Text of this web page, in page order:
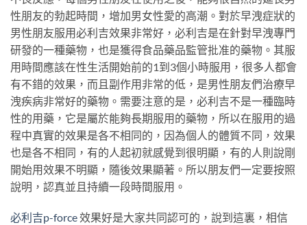
性朋友的勃起時間，增加男女性愛的高潮。對於早洩症狀的
男性朋友服用必利吉效果非常好，必利吉是在針對早洩專門
研發的一種藥物，也是獲得食品藥品監管批准的藥物。其服
用時間應該在性生活開始前的1到3個小時服用，很多人都會
有不錯的效果，而且副作用非常的低，是男性朋友們治療早
洩疾病非常好的藥物。需要注意的是，必利吉不是一種臨時
性的用藥，它是屬於能夠長期服用的藥物，所以在服用的過
程中真實的效果是各不相同的，因為個人的體質不同，效果
也是各不相同，有的人起初就感覺到很明顯，有的人則說剛
開始用效果不明顯，隨後效果顯著。所以朋友們一定要按照
說明，認真並且持續一段時間服用。
必利吉p-force 效果好是大家共同認可的，說到這裏，相信